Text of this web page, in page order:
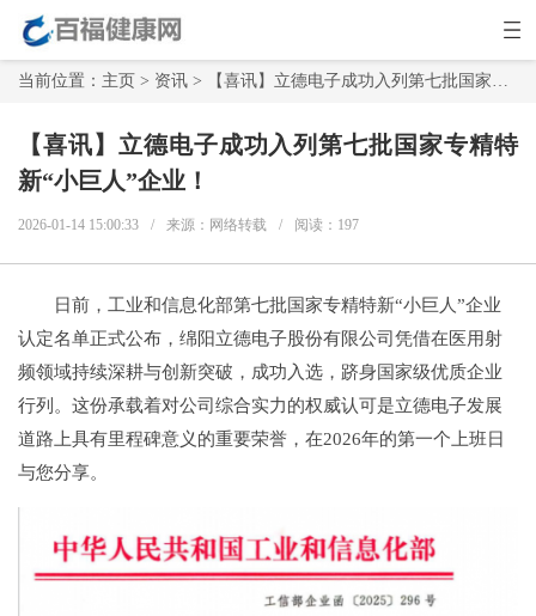
当前位置： 主页 > 资讯 > 【喜讯】立德电子成功入列第七批国家专精特新“小巨人”企业！
【喜讯】立德电子成功入列第七批国家专精特
新“小巨人”企业！
2026-01-14 15:00:33 / 来源：网络转载 / 阅读： 197
日前，工业和信息化部第七批国家专精特新“小巨人”企业
认定名单正式公布，绵阳立德电子股份有限公司凭借在医用射
频领域持续深耕与创新突破，成功入选，跻身国家级优质企业
行列。这份承载着对公司综合实力的权威认可是立德电子发展
道路上具有里程碑意义的重要荣誉，在2026年的第一个上班日
与您分享。